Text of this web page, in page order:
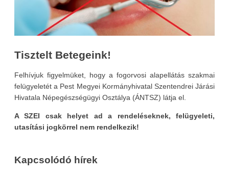
Tisztelt Betegeink!
Felhívjuk figyelmüket, hogy a fogorvosi alapellátás szakmai
felügyeletét a Pest Megyei Kormányhivatal Szentendrei Járási
Hivatala Népegészségügyi Osztálya (ÁNTSZ) látja el.
A SZEI csak helyet ad a rendeléseknek, felügyeleti,
utasítási jogkörrel nem rendelkezik!
Kapcsolódó hírek